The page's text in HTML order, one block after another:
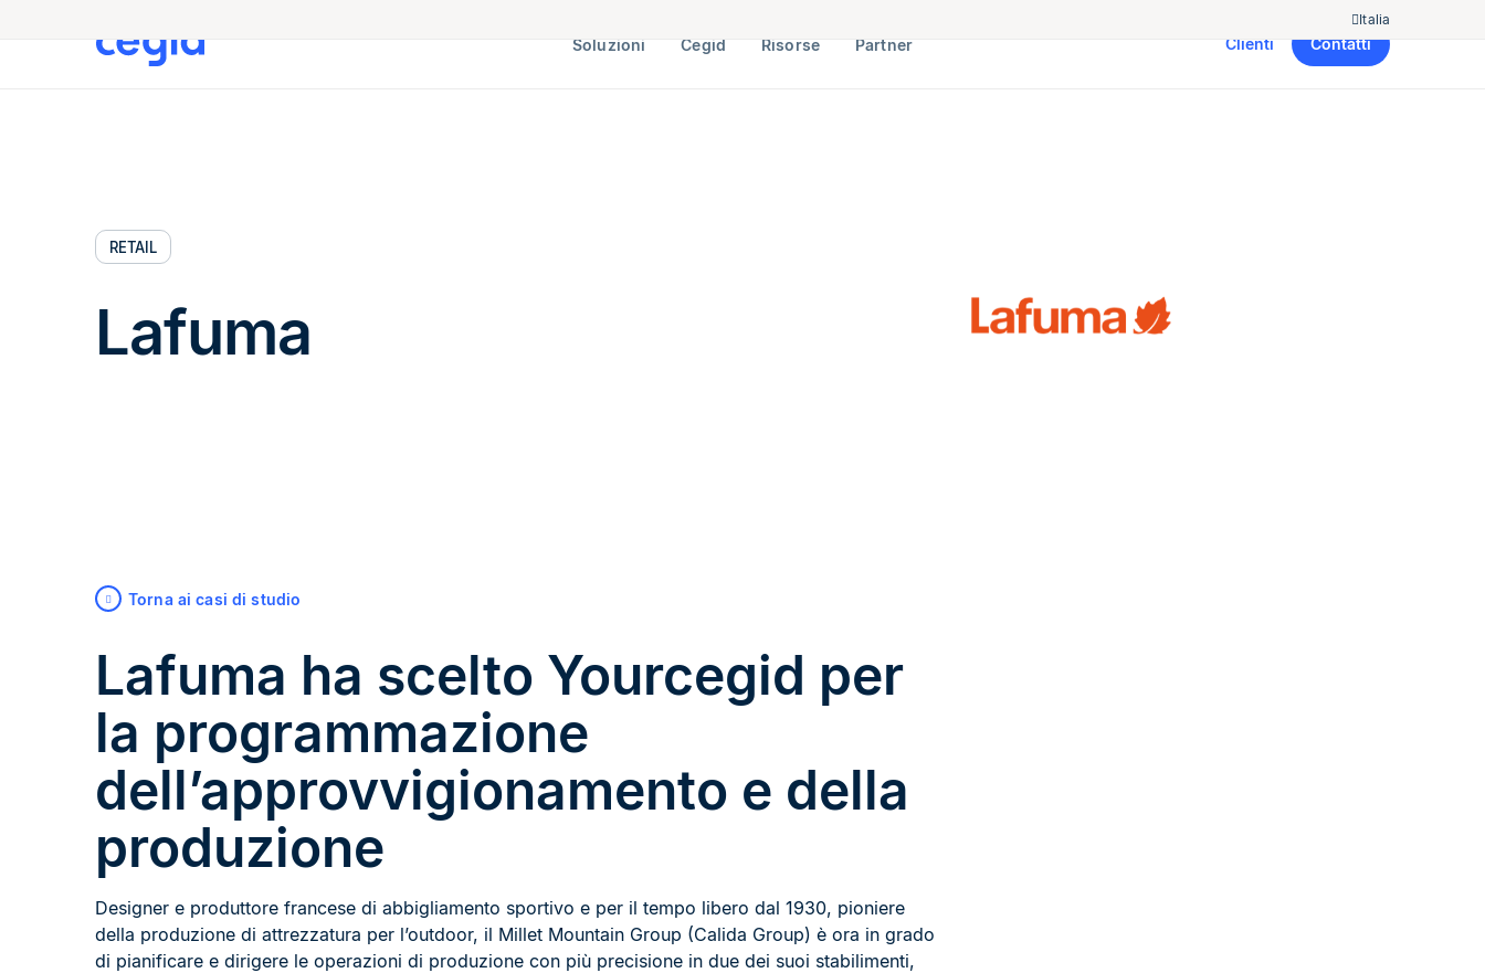
Italia
Soluzioni Cegid Risorse Partner Clienti Contatti
RETAIL
Lafuma
Torna ai casi di studio
Lafuma ha scelto Yourcegid per
la programmazione
dell’approvvigionamento e della
produzione
Designer e produttore francese di abbigliamento sportivo e per il tempo libero dal 1930, pioniere
della produzione di attrezzatura per l’outdoor, il Millet Mountain Group (Calida Group) è ora in grado
di pianificare e dirigere le operazioni di produzione con più precisione in due dei suoi stabilimenti,